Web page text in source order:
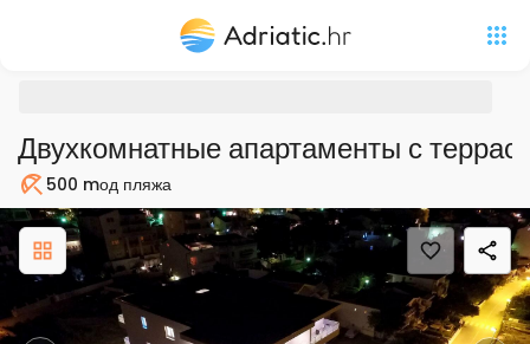
Двухкомнатные апартаменты с
Пляж500 mод пляжа